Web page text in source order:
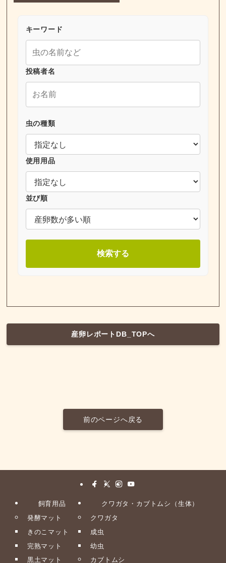
キーワード
投稿者名
虫の種類
使用用品
並び順
検索する
産卵レポートDB_TOPへ
前のページへ戻る
飼育用品
発酵マット
きのこマット
完熟マット
黒土マット
クワガタ・カブトムシ（生体）
クワガタ
成虫
幼虫
カブトムシ